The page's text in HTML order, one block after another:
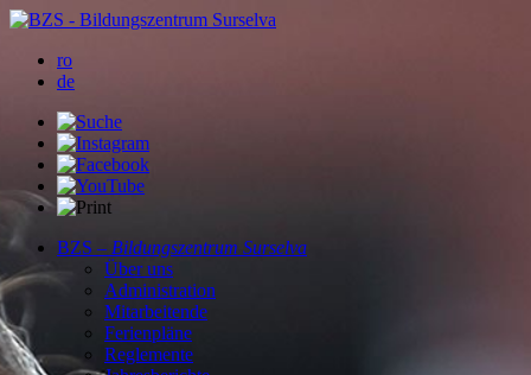
ro
de
BZS – Bildungszentrum Surselva
Über uns
Administration
Mitarbeitende
Ferienpläne
Reglemente